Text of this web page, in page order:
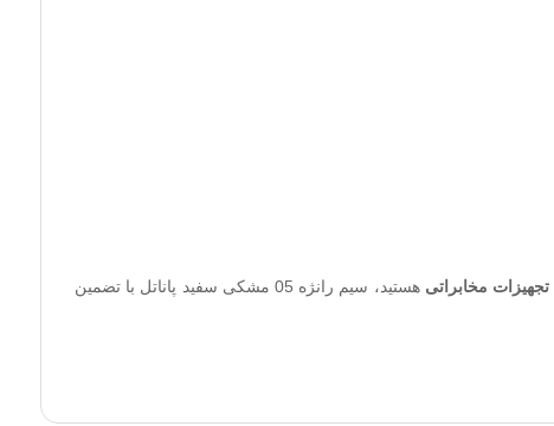
تجهیزات مخابراتی
هستید، سیم رانژه 05 مشکی سفید پاناتل با تضمین